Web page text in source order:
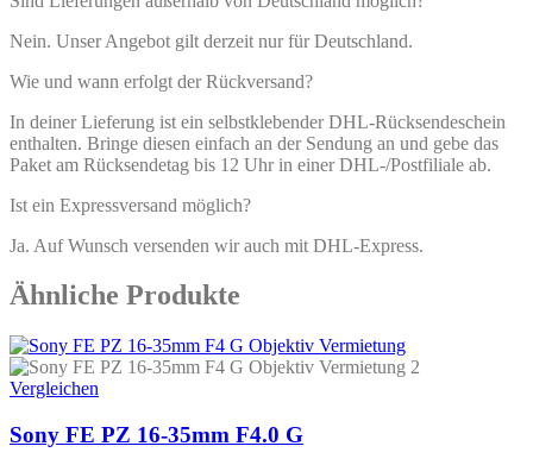
Nein. Unser Angebot gilt derzeit nur für Deutschland.
Wie und wann erfolgt der Rückversand?
In deiner Lieferung ist ein selbstklebender DHL-Rücksendeschein
enthalten. Bringe diesen einfach an der Sendung an und gebe das
Paket am Rücksendetag bis 12 Uhr in einer DHL-/Postfiliale ab.
Ist ein Expressversand möglich?
Ja. Auf Wunsch versenden wir auch mit DHL-Express.
Ähnliche Produkte
Vergleichen
Sony FE PZ 16-35mm F4.0 G